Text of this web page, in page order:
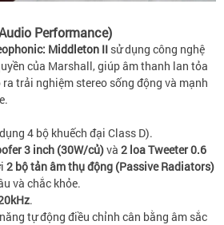
Performance)
Middleton II sử dụng công nghệ
của Marshall, giúp âm thanh lan tỏa
trải nghiệm stereo sống động và mạnh
4 bộ khuếch đại Class D).
3 inch (30W/củ)và 2 loa Tweeter 0.6
2 bộ tản âm thụ động (Passive Radiators)
và chắc khỏe.
.
tự động điều chỉnh cân bằng âm sắc